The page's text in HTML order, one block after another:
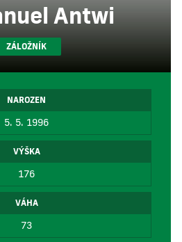
Antwi
ZÁLOŽNÍK
NAROZEN
5. 5. 1996
VÝŠKA
176
VÁHA
73